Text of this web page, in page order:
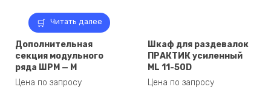
Читать далее
Дополнительная
секция модульного
ряда ШРМ — М
Цена по запросу
Шкаф для раздевалок
ПРАКТИК усиленный
ML 11-50D
Цена по запросу